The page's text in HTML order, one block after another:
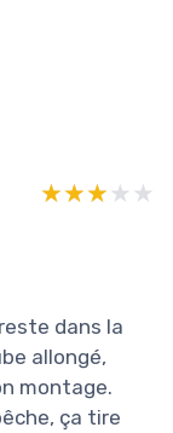
★★★★★
★★★★★
dans la
allongé,
montage.
ça tire